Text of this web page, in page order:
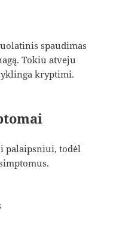
spaudimas
Tokiu atveju
kryptimi.
palaipsniui, todėl